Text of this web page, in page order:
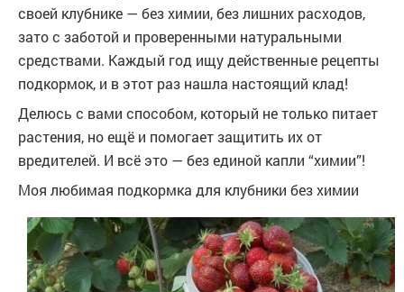
своей клубнике — без химии, без лишних расходов,
зато с заботой и проверенными натуральными
средствами. Каждый год ищу действенные рецепты
подкормок, и в этот раз нашла настоящий клад!
Делюсь с вами способом, который не только питает
растения, но ещё и помогает защитить их от
вредителей. И всё это — без единой капли “химии”!
Моя любимая подкормка для клубники без химии